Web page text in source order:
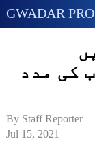
GWADAR PRO
کی مدد
By Staff Reporter   |
Jul 15, 2021